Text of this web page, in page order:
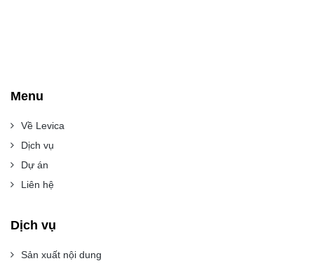
Menu
Về Levica
Dịch vụ
Dự án
Liên hệ
Dịch vụ
Sản xuất nội dung